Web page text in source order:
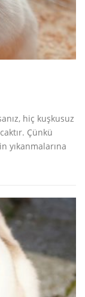
hiç kuşkusuz
Çünkü
yıkanmalarına